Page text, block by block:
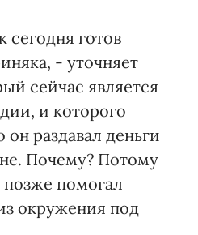
сегодня готов
- уточняет
сейчас является
и которого
раздавал деньги
Почему? Потому
помогал
окружения под